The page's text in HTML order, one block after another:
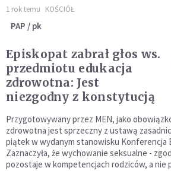
1 rok temu KOŚCIÓŁ
PAP / pk
Episkopat zabrał głos ws.
przedmiotu edukacja
zdrowotna: Jest
niezgodny z konstytucją
Przygotowywany przez MEN, jako
zdrowotna jest sprzeczny z ustawą
piątek w wydanym stanowisku Konferencja
Zaznaczyła, że wychowanie seksualne -
pozostaje w kompetencjach rodziców, a nie